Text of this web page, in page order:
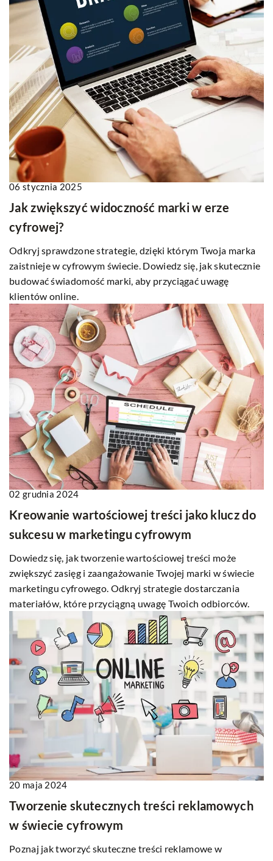
06 stycznia 2025
Jak zwiększyć widoczność marki w erze
cyfrowej?
Odkryj sprawdzone strategie, dzięki którym Twoja marka
zaistnieje w cyfrowym świecie. Dowiedz się, jak skutecznie
budować świadomość marki, aby przyciągać uwagę
klientów online.
02 grudnia 2024
Kreowanie wartościowej treści jako klucz do
sukcesu w marketingu cyfrowym
Dowiedz się, jak tworzenie wartościowej treści może
zwiększyć zasięg i zaangażowanie Twojej marki w świecie
marketingu cyfrowego. Odkryj strategie dostarczania
materiałów, które przyciągną uwagę Twoich odbiorców.
20 maja 2024
Tworzenie skutecznych treści reklamowych
w świecie cyfrowym
Poznaj jak tworzyć skuteczne treści reklamowe w